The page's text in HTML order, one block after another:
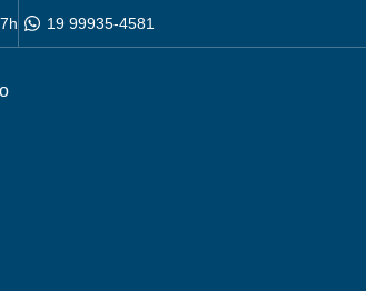
19 99935-4581